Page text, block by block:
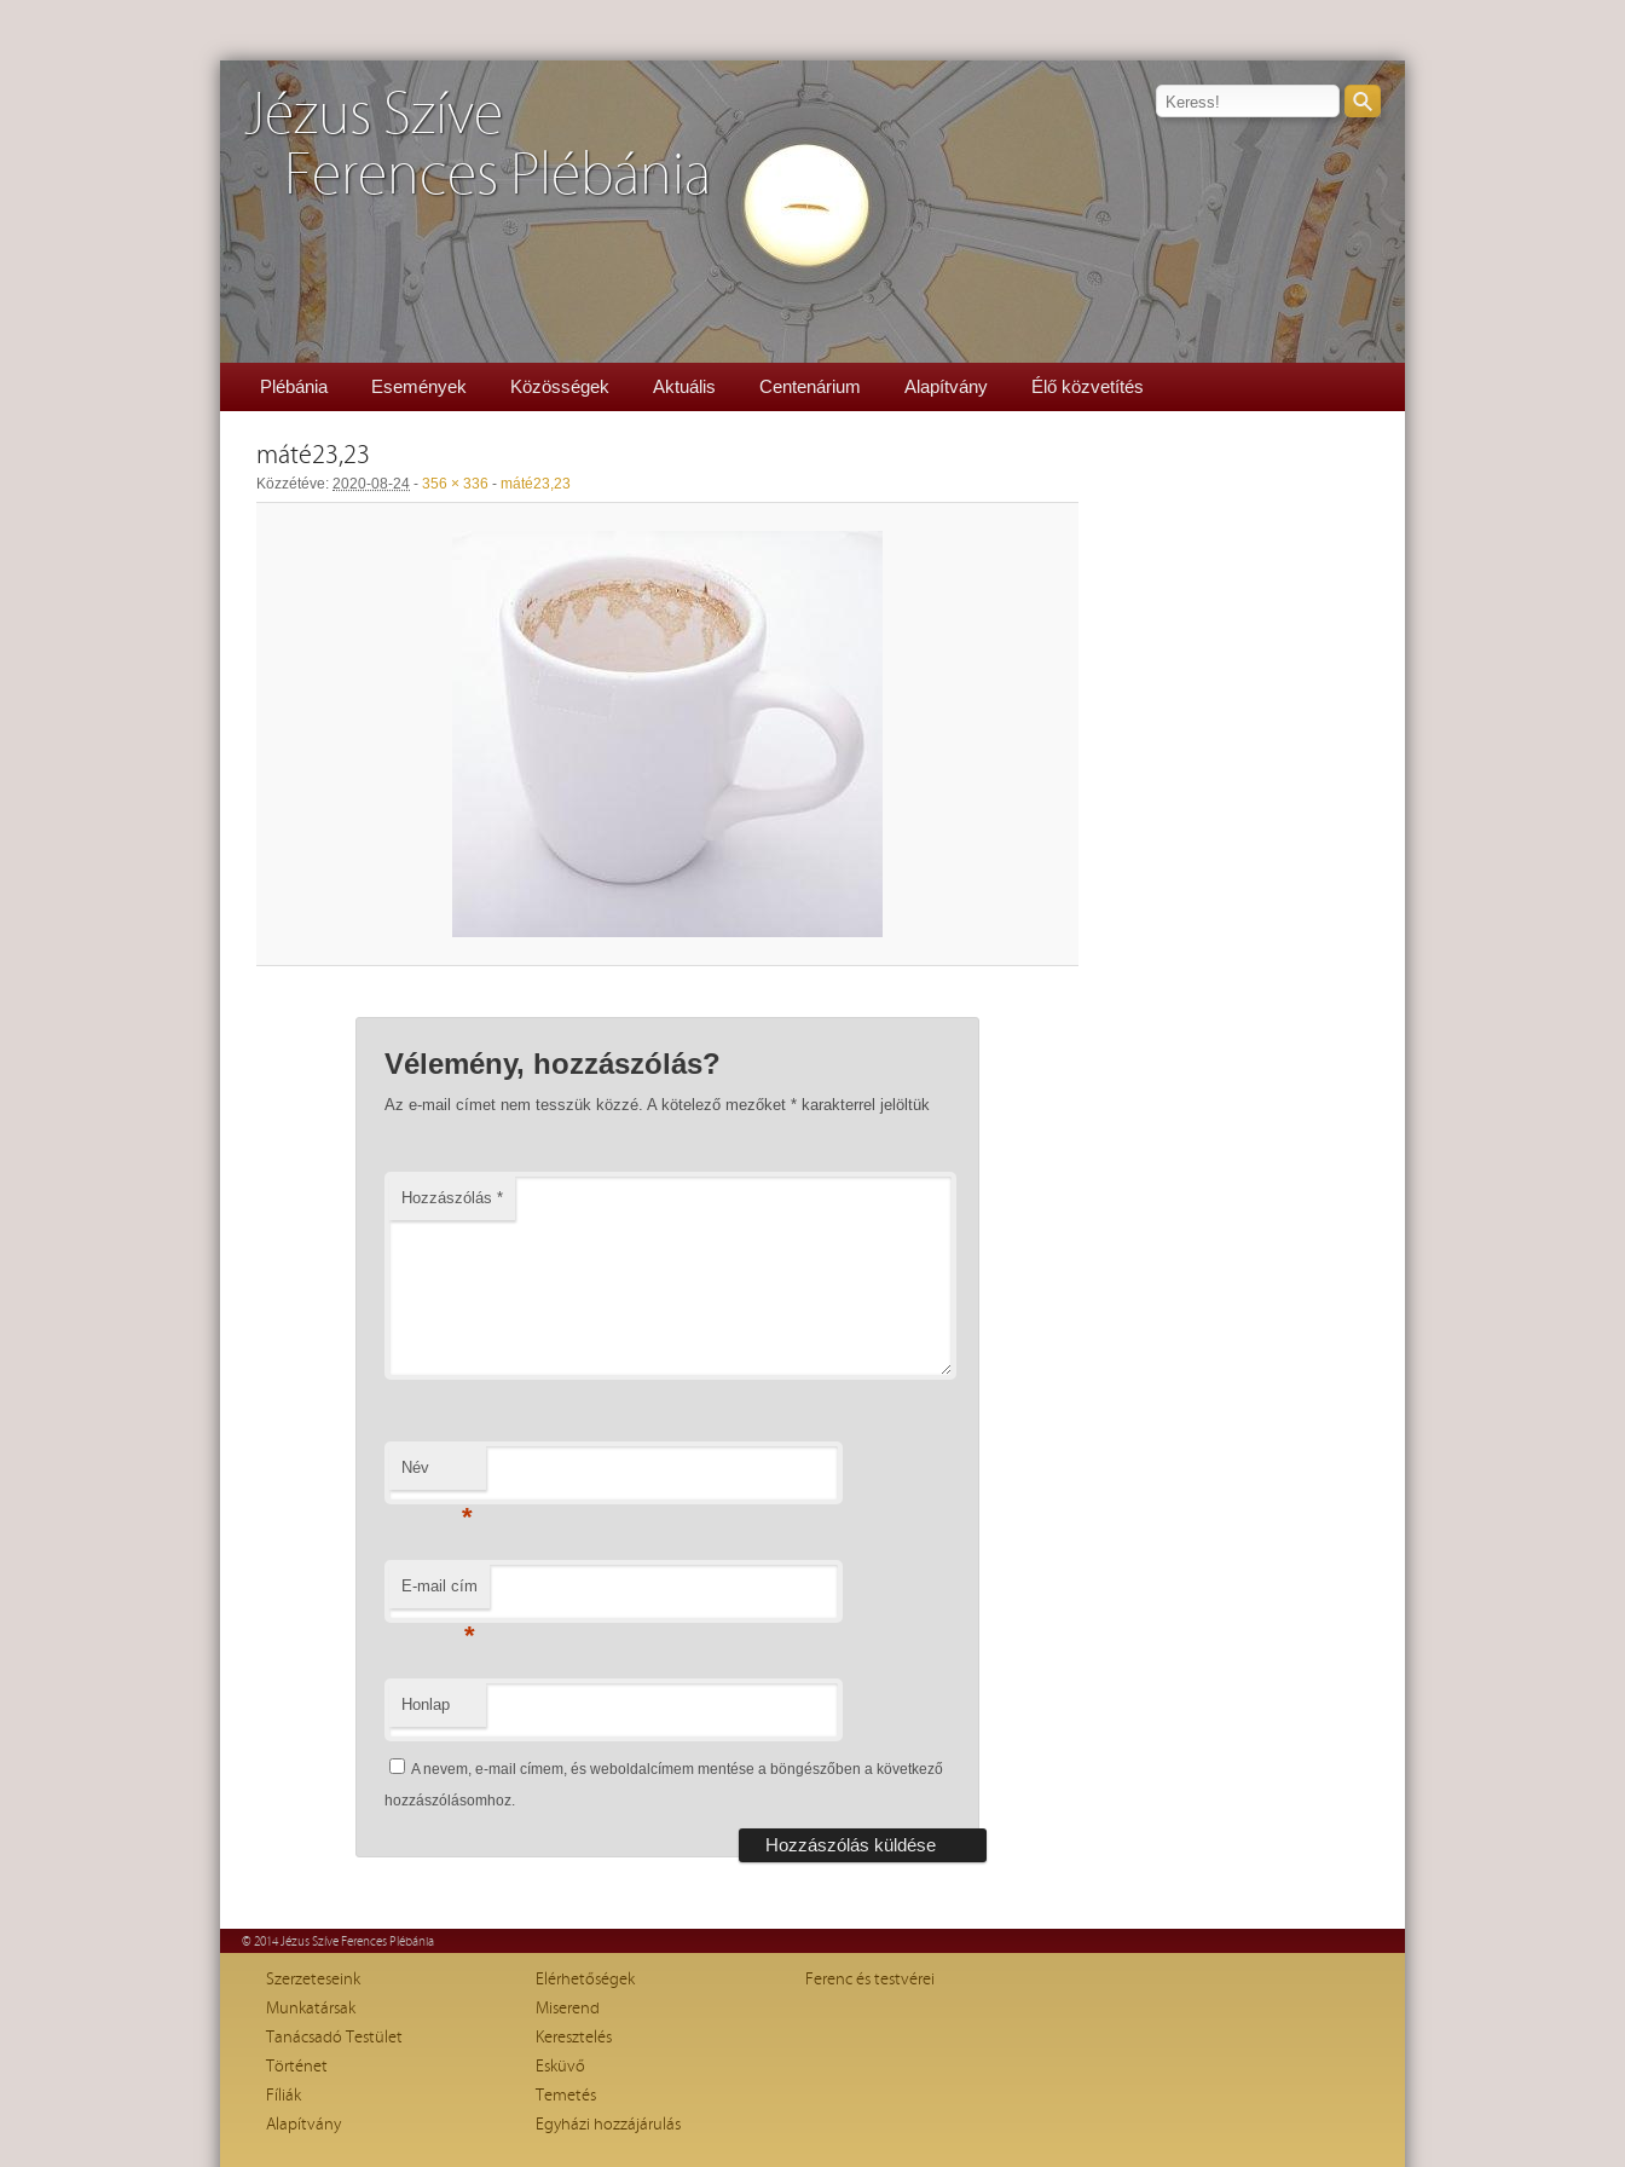
Jézus Szíve
Ferences Plébánia
Plébánia Események Közösségek Aktuális Centenárium Alapítvány Élő közvetítés
máté23,23
Közzétéve: 2020-08-24 - 356 × 336 - máté23,23
Vélemény, hozzászólás?
Az e-mail címet nem tesszük közzé. A kötelező mezőket *karakterrel jelöltük
Hozzászólás *
Név
*
E-mail cím
*
Honlap
A nevem, e-mail címem, és weboldalcímem mentése a böngészőben a következő
hozzászólásomhoz.
© 2014 Jézus Szíve Ferences Plébánia
Szerzeteseink
Munkatársak
Tanácsadó Testület
Történet
Fíliák
Alapítvány
Elérhetőségek
Miserend
Keresztelés
Esküvő
Temetés
Egyházi hozzájárulás
Ferenc és testvérei